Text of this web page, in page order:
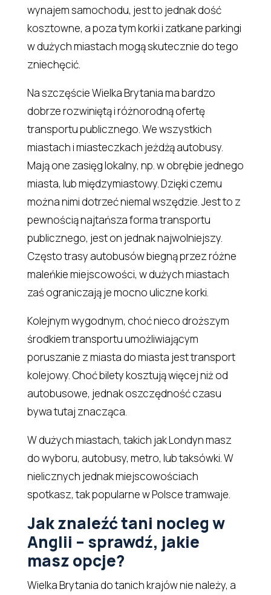
wynajem samochodu, jest to jednak dość
kosztowne, a poza tym korki i zatkane parkingi
w dużych miastach mogą skutecznie do tego
zniechęcić.
Na szczęście Wielka Brytania ma bardzo
dobrze rozwiniętą i różnorodną ofertę
transportu publicznego. We wszystkich
miastach i miasteczkach jeżdżą autobusy.
Mają one zasięg lokalny, np. w obrębie jednego
miasta, lub międzymiastowy. Dzięki czemu
można nimi dotrzeć niemal wszędzie. Jest to z
pewnością najtańsza forma transportu
publicznego, jest on jednak najwolniejszy.
Często trasy autobusów biegną przez różne
maleńkie miejscowości, w dużych miastach
zaś ograniczają je mocno uliczne korki.
Kolejnym wygodnym, choć nieco droższym
środkiem transportu umożliwiającym
poruszanie z miasta do miasta jest transport
kolejowy. Choć bilety kosztują więcej niż od
autobusowe, jednak oszczędność czasu
bywa tutaj znacząca.
W dużych miastach, takich jak Londyn masz
do wyboru, autobusy, metro, lub taksówki. W
nielicznych jednak miejscowościach
spotkasz, tak popularne w Polsce tramwaje.
Jak znaleźć tani nocleg w
Anglii – sprawdź, jakie
masz opcje?
Wielka Brytania do tanich krajów nie należy, a